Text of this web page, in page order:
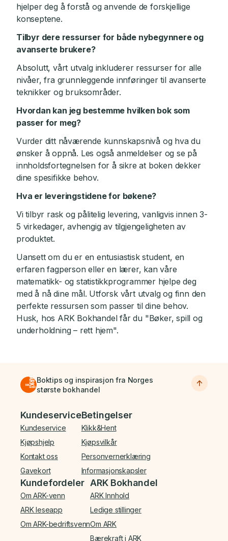
hjelper deg å forstå og anvende de forskjellige
konseptene.
Tilbyr dere ressurser for både nybegynnere og
avanserte brukere?
Absolutt, vårt utvalg inkluderer ressurser for alle
nivåer, fra grunnleggende innføringer til avanserte
teknikker og bruksområder.
Hvordan kan jeg bestemme hvilken bok som
passer for meg?
Vurder ditt nåværende kunnskapsnivå og hva du
ønsker å oppnå. Les også anmeldelser og se på
innholdsfortegnelsen for å sikre at boken dekker
dine spesifikke behov.
Hva er leveringstidene for bøkene?
Vi tilbyr rask og pålitelig levering, vanligvis innen 3-
5 virkedager, avhengig av tilgjengeligheten av
produktet.
Uansett om du er en entusiastisk student, en
erfaren fagperson eller en lærer, kan våre
matematikk- og statistikkprogrammer hjelpe deg
med å nå dine mål. Utforsk vårt utvalg og finn den
perfekte ressursen som passer til dine behov.
Husk, hos ARK Bokhandel får du "Bøker, spill og
underholdning – rett hjem".
Boktips og inspirasjon fra Norges
største bokhandel
Bunnmeny
Kundeservice
Kundeservice
Kjøpshjelp
Kontakt oss
Gavekort
Betingelser
Klikk&Hent
Kjøpsvilkår
Personvernerklæring
Informasjonskapsler
Kundefordeler
Om ARK-venn
ARK leseapp
Om ARK-bedriftsvenn
ARK Bokhandel
ARK Innhold
Ledige stillinger
Om ARK
Bærekraft i ARK